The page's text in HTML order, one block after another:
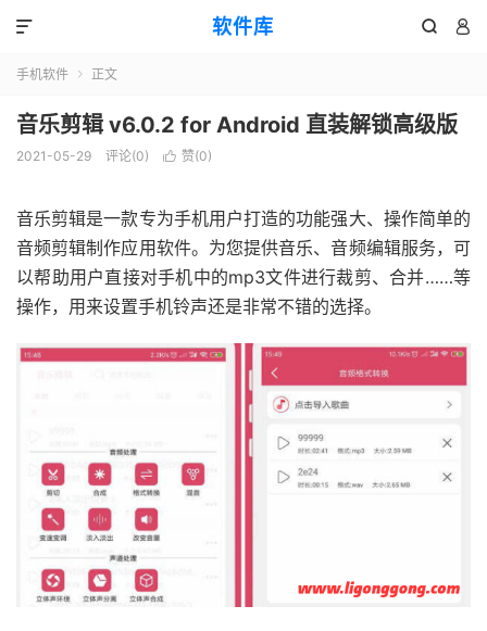
软件库  

手机软件  正文
音乐剪辑 v6.0.2 for Android 直装解锁高级版
2021-05-29 评论(0)  赞(0)
音乐剪辑是一款专为手机用户打造的功能强大、操作简单的
音频剪辑制作应用软件。为您提供音乐、音频编辑服务，可
以帮助用户直接对手机中的mp3文件进行裁剪、合并……等
操作，用来设置手机铃声还是非常不错的选择。